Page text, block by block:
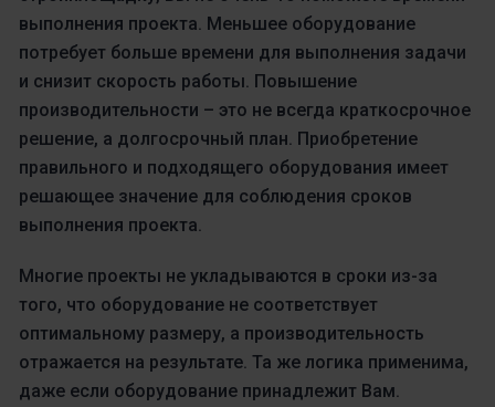
выполнения проекта. Меньшее оборудование
потребует больше времени для выполнения задачи
и снизит скорость работы. Повышение
производительности – это не всегда краткосрочное
решение, а долгосрочный план. Приобретение
правильного и подходящего оборудования имеет
решающее значение для соблюдения сроков
выполнения проекта.
Многие проекты не укладываются в сроки из-за
того, что оборудование не соответствует
оптимальному размеру, а производительность
отражается на результате. Та же логика применима,
даже если оборудование принадлежит Вам.